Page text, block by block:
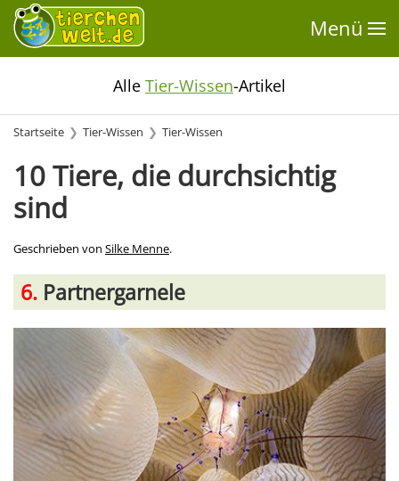
Menü
Alle Tier-Wissen-Artikel
Startseite Tier-Wissen Tier-Wissen
10 Tiere, die durchsichtig
sind
Geschrieben von Silke Menne.
6. Partnergarnele